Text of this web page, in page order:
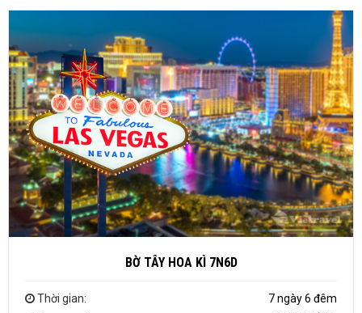
BỜ TÂY HOA KÌ 7N6D
Thời gian:
7 ngày 6 đêm